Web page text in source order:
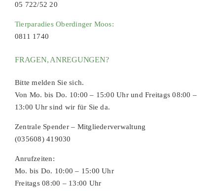
05 722/52 20
Tierparadies Oberdinger Moos:
0811 1740
FRAGEN, ANREGUNGEN?
Bitte melden Sie sich.
Von Mo. bis Do. 10:00 – 15:00 Uhr und Freitags 08:00 –
13:00 Uhr sind wir für Sie da.
Zentrale Spender – Mitgliederverwaltung
(035608) 419030
Anrufzeiten:
Mo. bis Do. 10:00 – 15:00 Uhr
Freitags 08:00 – 13:00 Uhr